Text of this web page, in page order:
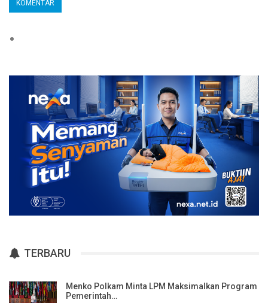
TERBARU
Menko Polkam Minta LPM Maksimalkan Program
Pemerintah…